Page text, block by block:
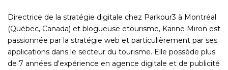
Directrice de la stratégie digitale chez Parkour3 à Montréal
(Québec, Canada) et blogueuse etourisme, Karine Miron est
passionnée par la stratégie web et particulièrement par ses
applications dans le secteur du tourisme. Elle possède plus
de 7 années d'expérience en agence digitale et de publicité